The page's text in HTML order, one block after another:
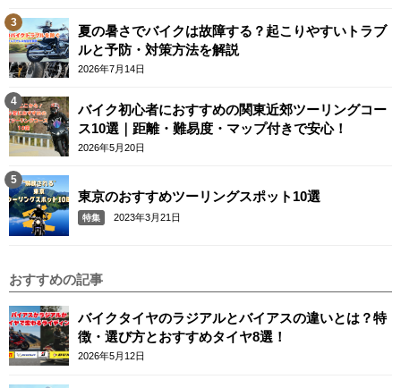
夏の暑さでバイクは故障する？起こりやすいトラブ
ルと予防・対策方法を解説
2026年7月14日
バイク初心者におすすめの関東近郊ツーリングコー
ス10選｜距離・難易度・マップ付きで安心！
2026年5月20日
東京のおすすめツーリングスポット10選
特集 2023年3月21日
おすすめの記事
バイクタイヤのラジアルとバイアスの違いとは？特
徴・選び方とおすすめタイヤ8選！
2026年5月12日